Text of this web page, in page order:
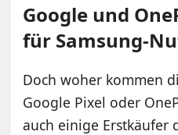
Google und
für Samsung-
Doch woher kommen
Google Pixel oder
auch einige Erstkäufer